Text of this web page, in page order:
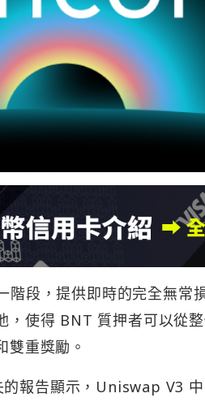
段，提供即時的完全無常
使得 BNT 質押者可以從
重獎勵。
報告顯示，Uniswap V3